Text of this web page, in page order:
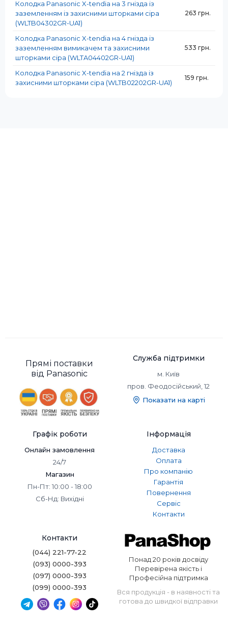
Колодка Panasonic X-tendia на 3 гнізда із
заземленням із захисними шторками сіра
(WLTB04302GR-UA1)
263 грн.
Колодка Panasonic X-tendia на 4 гнізда із
заземленням вимикачем та захисними
шторками сіра (WLTA04402GR-UA1)
533 грн.
Колодка Panasonic X-tendia на 2 гнізда із
захисними шторками сіра (WLTB02202GR-UA1)
159 грн.
Прямі поставки
від Panasonic
Служба підтримки
м. Київ
пров. Феодосійський, 12
Показати на карті
Графік роботи
Онлайн замовлення
24/7
Магазин
Пн-Пт: 10:00 - 18:00
Сб-Нд: Вихідні
Інформація
Доставка
Оплата
Про компанію
Гарантія
Повернення
Сервіс
Контакти
Контакти
(044) 221-77-22
(093) 0000-393
(097) 0000-393
(099) 0000-393
Понад 20 років досвіду
Перевірена якість і
Професійна підтримка
Вся продукція - в наявності та
готова до швидкої відправки